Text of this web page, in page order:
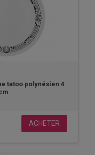
tatoo polynésien 4
ACHETER